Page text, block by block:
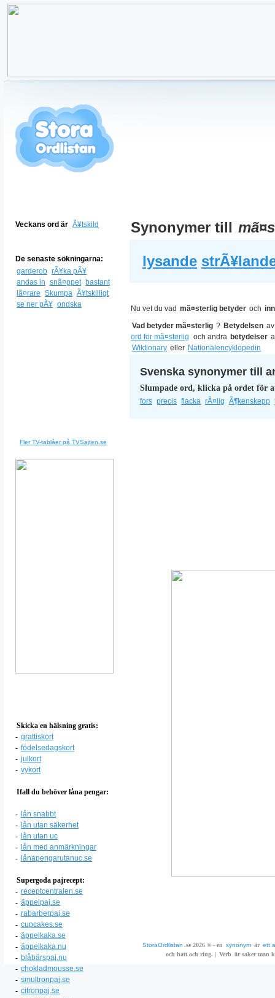
Veckans ord är Ã¥tskild
De senaste sökningarna:
garderob rÃ¥ka pÃ¥
andas in snã¤ppet bastant
lã¤rare Skumpa Ã¥tskilligt
se ner pÃ¥ ondska
Fler TV-tablåer på TVSajten.se
Skicka en hälsning gratis:
- grattiskort
- födelsedagskort
- julkort
- vykort
Ifall du behöver låna pengar:
- lån snabbt
- lån utan säkerhet
- lån utan uc
- lån med anmärkningar
- lånapengarutanuc.se
Supergoda pajrecept:
- receptcentralen.se
- äppelpaj.se
- rabarberpaj.se
- cupcakes.se
- äppelkaka.se
- äppelkaka.nu
- blåbärspaj.nu
- chokladmousse.se
- smultronpaj.se
- citronpaj.se
Synonymer till
lysande
Nu vet du vad mã¤sterlig betyder och
Vad betyder mã¤sterlig ? Betydelsen
ord för mã¤sterlig och andra betydelser
Wiktionary eller Nationalencyklopedin
Svenska synonymer till
Slumpade ord, klicka på ordet för
fors precis flacka rÃ¤lig Ã¶kenskepp
StoraOrdlistan .se 2026 © - en synonym är ett
och hatt och ring. | Verb är saker man